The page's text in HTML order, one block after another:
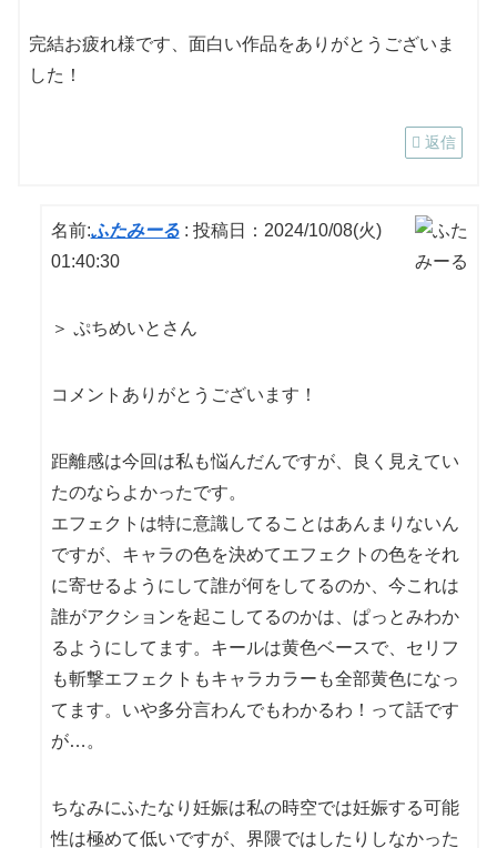
完結お疲れ様です、面白い作品をありがとうございま
した！
返信
名前:ふたみーる: 投稿日：2024/10/08(火)
01:40:30
＞ ぷちめいとさん
コメントありがとうございます！
距離感は今回は私も悩んだんですが、良く見えてい
たのならよかったです。
エフェクトは特に意識してることはあんまりないん
ですが、キャラの色を決めてエフェクトの色をそれ
に寄せるようにして誰が何をしてるのか、今これは
誰がアクションを起こしてるのかは、ぱっとみわか
るようにしてます。キールは黄色ベースで、セリフ
も斬撃エフェクトもキャラカラーも全部黄色になっ
てます。いや多分言わんでもわかるわ！って話です
が…。
ちなみにふたなり妊娠は私の時空では妊娠する可能
性は極めて低いですが、界隈ではしたりしなかった